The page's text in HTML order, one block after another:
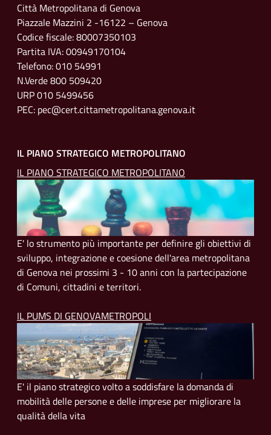
Città Metropolitana di Genova
Piazzale Mazzini 2 -16122 – Genova
Codice fiscale: 80007350103
Partita IVA: 00949170104
Telefono: 010 54991
N.Verde 800 509420
URP 010 5499456
PEC: pec@cert.cittametropolitana.genova.it
IL PIANO STRATEGICO METROPOLITANO
IL PIANO STRATEGICO METROPOLITANO
E' lo strumento più importante per definire gli obiettivi di
sviluppo, integrazione e coesione dell'area metropolitana
di Genova nei prossimi 3 - 10 anni con la partecipazione
di Comuni, cittadini e territori.
IL PUMS DI GENOVAMETROPOLI
E' il piano strategico volto a soddisfare la domanda di
mobilità delle persone e delle imprese per migliorare la
qualità della vita